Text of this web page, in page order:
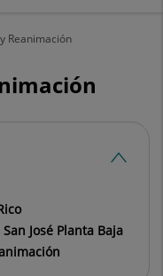
Reanimación
José Planta Baja